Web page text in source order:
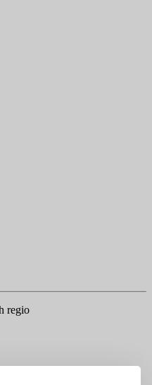
regio